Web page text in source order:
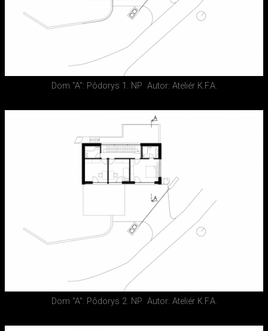
Dom "A": Pôdorys 1. NP Autor: Ateliér K.F.A.
Dom "A": Pôdorys 2. NP Autor: Ateliér K.F.A.